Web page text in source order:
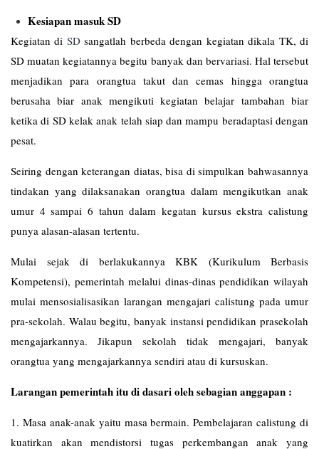
Kesiapan masuk SD
Kegiatan di SDsangatlah berbeda dengan kegiatan dikala TK, di
SD muatan kegiatannya begitu banyak dan bervariasi. Hal tersebut
menjadikan para orangtua takut dan cemas hingga orangtua
berusaha biar anak mengikuti kegiatan belajar tambahan biar
ketika di SD kelak anak telah siap dan mampu beradaptasi dengan
pesat.
Seiring dengan keterangan diatas, bisa di simpulkan bahwasannya
tindakan yang dilaksanakan orangtua dalam mengikutkan anak
umur 4 sampai 6 tahun dalam kegatan kursus ekstra calistung
punya alasan-alasan tertentu.
Mulai sejak di berlakukannya KBK (Kurikulum Berbasis
Kompetensi), pemerintah melalui dinas-dinas pendidikan wilayah
mulai mensosialisasikan larangan mengajari calistung pada umur
pra-sekolah. Walau begitu, banyak instansi pendidikan prasekolah
mengajarkannya. Jikapun sekolah tidak mengajari, banyak
orangtua yang mengajarkannya sendiri atau di kursuskan.
Larangan pemerintah itu di dasari oleh sebagian anggapan :
1. Masa anak-anak yaitu masa bermain. Pembelajaran calistung di
kuatirkan akan mendistorsi tugas perkembangan anak yang